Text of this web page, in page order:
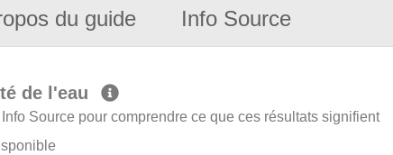
du guide Info Source
de l'eau
Source pour comprendre ce que ces résultats signifient